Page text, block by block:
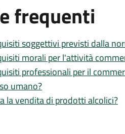
frequenti
soggettivi previsti dalla
morali per l'attività
professionali per il
umano?
la vendita di prodotti alcolici?